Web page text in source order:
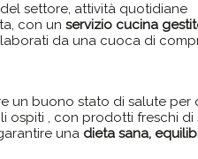
settore, attività quotidiane
con unservizio cucina
da una cuoca di
un buono stato di salute per
ospiti , con prodotti freschi di
una dieta sana,